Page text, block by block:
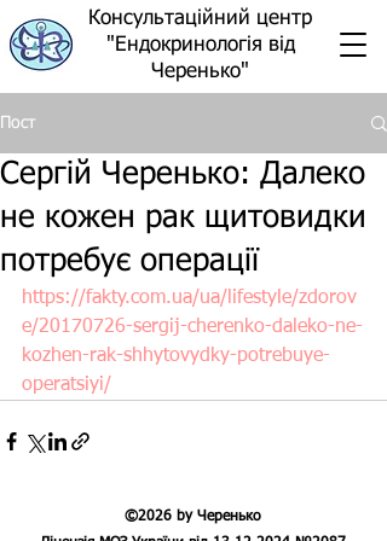
Консультаційний центр
"Ендокринологія від
Черенько"
Пост
Сергій Черенько: Далеко
не кожен рак щитовидки
потребує операції
https://fakty.com.ua/ua/lifestyle/zdorov
e/20170726-sergij-cherenko-daleko-ne-
kozhen-rak-shhytovydky-potrebuye-
operatsiyi/
©2026 by Черенько